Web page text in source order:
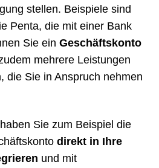
stellen. Beispiele sind
Penta, die mit einer Bank
Sie ein Geschäftskonto
mehrere Leistungen
die Sie in Anspruch nehmen
Sie zum Beispiel die
direkt in Ihre
und mit